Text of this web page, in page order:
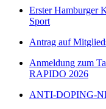
Erster Hamburger
Sport
Antrag auf
Anmeldung zum
RAPIDO 2026
ANTI-DOPING-